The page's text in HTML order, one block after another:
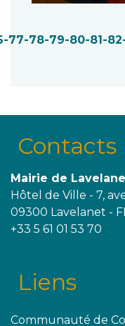
-77-78-79-80-81-82
Contacts
Mairie de
Hôtel de Ville - 7,
09300 Lavelanet -
+33 5 61 01 53 70
Liens
Communauté de